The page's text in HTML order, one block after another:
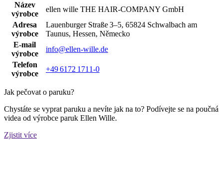
Název
výrobce
ellen wille THE HAIR‑COMPANY GmbH
Adresa
výrobce
Lauenburger Straße 3–5, 65824 Schwalbach am
Taunus, Hessen, Německo
E-mail
výrobce
info@ellen-wille.de
Telefon
výrobce
+49 6172 1711‑0
Jak pečovat o paruku?
Chystáte se vyprat paruku a nevíte jak na to? Podívejte se na poučná
videa od výrobce paruk Ellen Wille.
Zjistit více